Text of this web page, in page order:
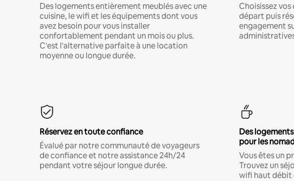
Des logements entièrement meublés avec une
cuisine, le wifi et les équipements dont vous
avez besoin pour vous installer
confortablement pendant un mois ou plus.
C'est l'alternative parfaite à une location
moyenne ou longue durée.
Choisissez
départ puis
engagement
Réservez en toute confiance
Évalué par notre communauté de voyageurs
de confiance et notre assistance 24h/24
pendant votre séjour longue durée.
Des
pour les
Vous êtes un
Trouvez un
wifi haut débit